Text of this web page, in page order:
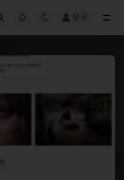
网资料整合平台
登录